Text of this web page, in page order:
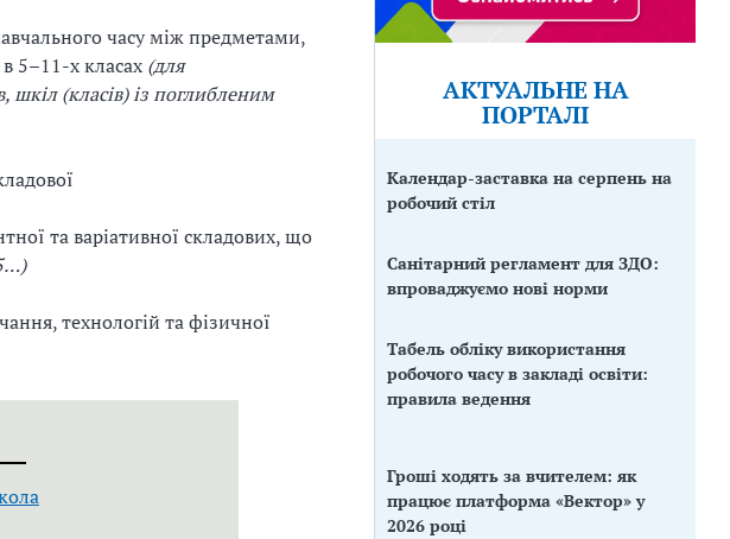
часу між предметами,
5–11-х класах (для
шкіл (класів) із поглибленим
та варіативної складових, що
технологій та фізичної
АКТУАЛЬНЕ НА
ПОРТАЛІ
Календар-заставка на серпень на
робочий стіл
Санітарний регламент для ЗДО:
впроваджуємо нові норми
Табель обліку використання
робочого часу в закладі освіти:
правила ведення
Гроші ходять за вчителем: як
працює платформа «Вектор» у
2026 році